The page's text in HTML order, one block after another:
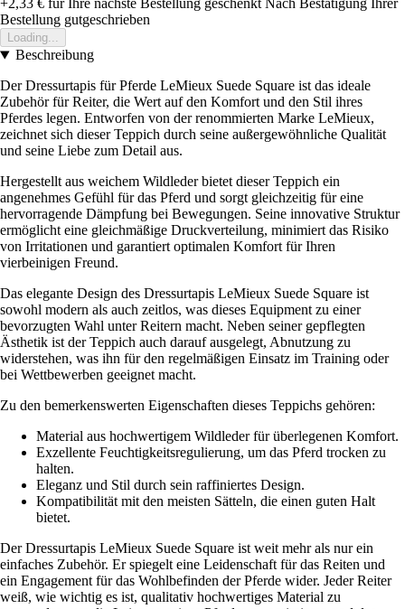
+2,33 € für Ihre nächste Bestellung geschenkt Nach Bestätigung Ihrer
Bestellung gutgeschrieben
Loading...
Beschreibung
Der Dressurtapis für Pferde LeMieux Suede Square ist das ideale
Zubehör für Reiter, die Wert auf den Komfort und den Stil ihres
Pferdes legen. Entworfen von der renommierten Marke LeMieux,
zeichnet sich dieser Teppich durch seine außergewöhnliche Qualität
und seine Liebe zum Detail aus.
Hergestellt aus weichem Wildleder bietet dieser Teppich ein
angenehmes Gefühl für das Pferd und sorgt gleichzeitig für eine
hervorragende Dämpfung bei Bewegungen. Seine innovative Struktur
ermöglicht eine gleichmäßige Druckverteilung, minimiert das Risiko
von Irritationen und garantiert optimalen Komfort für Ihren
vierbeinigen Freund.
Das elegante Design des Dressurtapis LeMieux Suede Square ist
sowohl modern als auch zeitlos, was dieses Equipment zu einer
bevorzugten Wahl unter Reitern macht. Neben seiner gepflegten
Ästhetik ist der Teppich auch darauf ausgelegt, Abnutzung zu
widerstehen, was ihn für den regelmäßigen Einsatz im Training oder
bei Wettbewerben geeignet macht.
Zu den bemerkenswerten Eigenschaften dieses Teppichs gehören:
Material aus hochwertigem Wildleder für überlegenen Komfort.
Exzellente Feuchtigkeitsregulierung, um das Pferd trocken zu
halten.
Eleganz und Stil durch sein raffiniertes Design.
Kompatibilität mit den meisten Sätteln, die einen guten Halt
bietet.
Der Dressurtapis LeMieux Suede Square ist weit mehr als nur ein
einfaches Zubehör. Er spiegelt eine Leidenschaft für das Reiten und
ein Engagement für das Wohlbefinden der Pferde wider. Jeder Reiter
weiß, wie wichtig es ist, qualitativ hochwertiges Material zu